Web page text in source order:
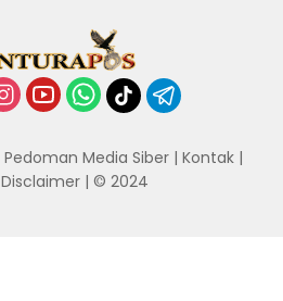
Pedoman Media Siber | Kontak |
Disclaimer | © 2024